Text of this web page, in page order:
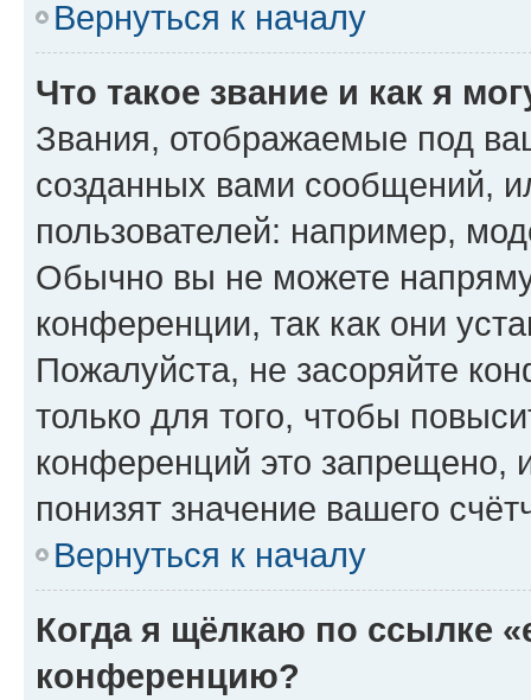
Вернуться к началу
Что такое звание и как я
Звания, отображаемые под
созданных вами сообщений,
пользователей: например,
Обычно вы не можете
конференции, так как они
Пожалуйста, не засоряйте
только для того, чтобы
конференций это запрещено,
понизят значение вашего
Вернуться к началу
Когда я щёлкаю по ссылке
конференцию?